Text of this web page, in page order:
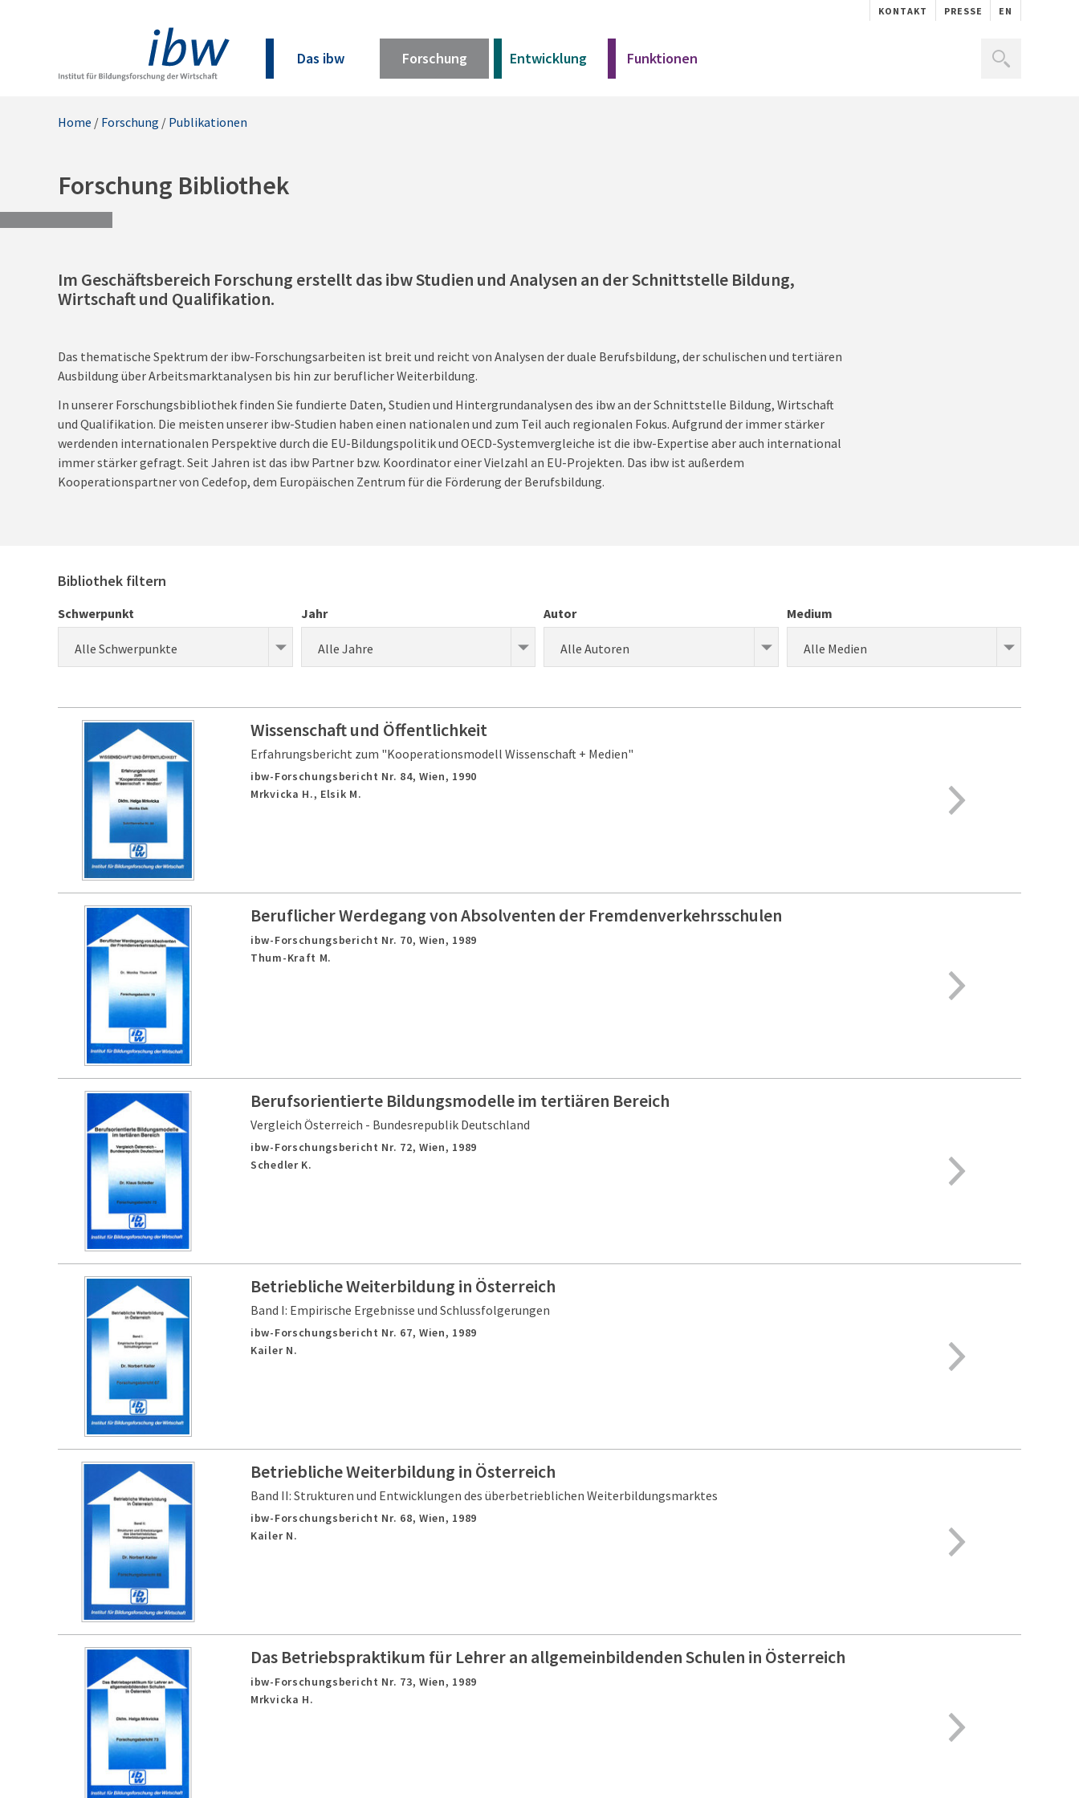
KONTAKT PRESSE EN
Das ibw Forschung Entwicklung Funktionen
Kurz erklärt
Materialien
Home / Forschung / Publikationen
Forschung Bibliothek
Im Geschäftsbereich Forschung erstellt das ibw Studien und Analysen an der Schnittstelle Bildung,
Wirtschaft und Qualifikation.
Das thematische Spektrum der ibw-Forschungsarbeiten ist breit und reicht von Analysen der duale Berufsbildung, der schulischen und tertiären
Ausbildung über Arbeitsmarktanalysen bis hin zur beruflicher Weiterbildung.
In unserer Forschungsbibliothek finden Sie fundierte Daten, Studien und Hintergrundanalysen des ibw an der Schnittstelle Bildung, Wirtschaft
und Qualifikation. Die meisten unserer ibw-Studien haben einen nationalen und zum Teil auch regionalen Fokus. Aufgrund der immer stärker
werdenden internationalen Perspektive durch die EU-Bildungspolitik und OECD-Systemvergleiche ist die ibw-Expertise aber auch international
immer stärker gefragt. Seit Jahren ist das ibw Partner bzw. Koordinator einer Vielzahl an EU-Projekten. Das ibw ist außerdem
Kooperationspartner von Cedefop, dem Europäischen Zentrum für die Förderung der Berufsbildung.
Bibliothek filtern
Schwerpunkt
Alle Schwerpunkte
Jahr
Alle Jahre
Autor
Alle Autoren
Medium
Alle Medien
Wissenschaft und Öffentlichkeit
Erfahrungsbericht zum "Kooperationsmodell Wissenschaft + Medien"
ibw-Forschungsbericht Nr. 84, Wien, 1990
Mrkvicka H., Elsik M.
Beruflicher Werdegang von Absolventen der Fremdenverkehrsschulen
ibw-Forschungsbericht Nr. 70, Wien, 1989
Thum-Kraft M.
Berufsorientierte Bildungsmodelle im tertiären Bereich
Vergleich Österreich - Bundesrepublik Deutschland
ibw-Forschungsbericht Nr. 72, Wien, 1989
Schedler K.
Betriebliche Weiterbildung in Österreich
Band I: Empirische Ergebnisse und Schlussfolgerungen
ibw-Forschungsbericht Nr. 67, Wien, 1989
Kailer N.
Betriebliche Weiterbildung in Österreich
Band II: Strukturen und Entwicklungen des überbetrieblichen Weiterbildungsmarktes
ibw-Forschungsbericht Nr. 68, Wien, 1989
Kailer N.
Das Betriebspraktikum für Lehrer an allgemeinbildenden Schulen in Österreich
ibw-Forschungsbericht Nr. 73, Wien, 1989
Mrkvicka H.